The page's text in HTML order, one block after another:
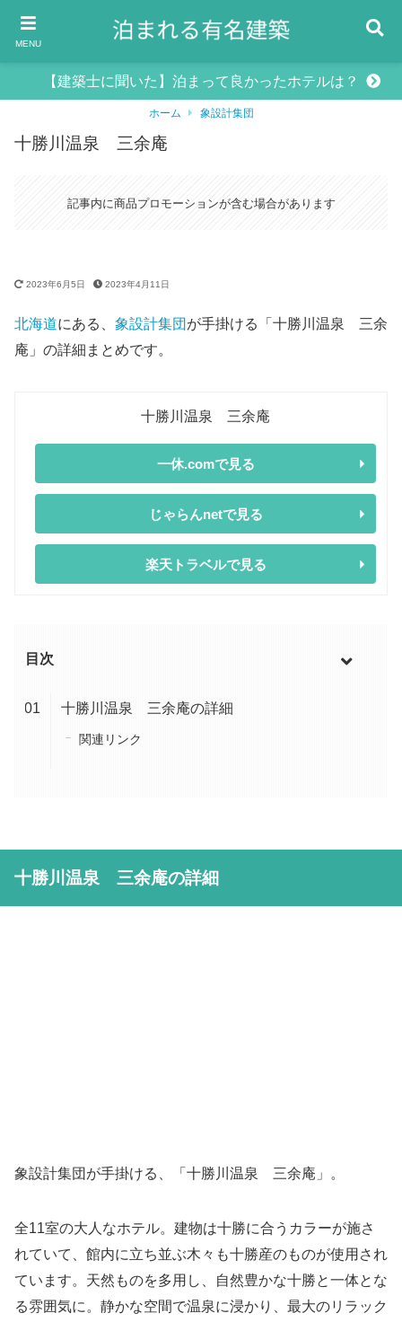
MENU
【建築士に聞いた】泊まって良かったホテルは？
ホーム 象設計集団
十勝川温泉 三余庵
2023年6月5日 2023年4月11日
記事内に商品プロモーションが含む場合があります
北海道にある、 象設計集団 が手掛ける「十勝川温泉 三余
庵」の詳細まとめです。
十勝川温泉 三余庵
一休.comで見る
じゃらんnetで見る
楽天トラベルで見る
目次
十勝川温泉 三余庵の詳細
関連リンク
十勝川温泉 三余庵の詳細
象設計集団が手掛ける、「十勝川温泉 三余庵」。
全11室の大人なホテル。建物は十勝に合うカラーが施さ
れていて、館内に立ち並ぶ木々も十勝産のものが使用され
ています。天然ものを多用し、自然豊かな十勝と一体とな
る雰囲気に。静かな空間で温泉に浸かり、最大のリラック